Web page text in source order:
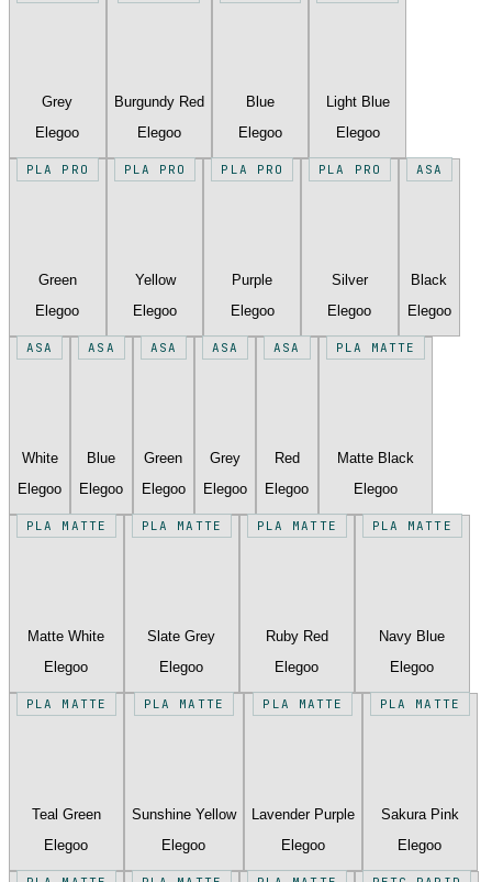
Grey
Elegoo
Burgundy Red
Elegoo
Blue
Elegoo
Light Blue
Elegoo
PLA PRO
Green
Elegoo
PLA PRO
Yellow
Elegoo
PLA PRO
Purple
Elegoo
PLA PRO
Silver
Elegoo
ASA
Black
Elegoo
ASA
White
Elegoo
ASA
Blue
Elegoo
ASA
Green
Elegoo
ASA
Grey
Elegoo
ASA
Red
Elegoo
PLA MATTE
Matte Black
Elegoo
PLA MATTE
Matte White
Elegoo
PLA MATTE
Slate Grey
Elegoo
PLA MATTE
Ruby Red
Elegoo
PLA MATTE
Navy Blue
Elegoo
PLA MATTE
Teal Green
Elegoo
PLA MATTE
Sunshine Yellow
Elegoo
PLA MATTE
Lavender Purple
Elegoo
PLA MATTE
Sakura Pink
Elegoo